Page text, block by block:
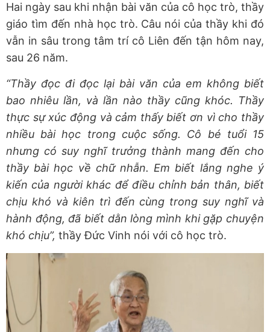
Hai ngày sau khi nhận bài văn của cô học trò, thầy
giáo tìm đến nhà học trò. Câu nói của thầy khi đó
vẫn in sâu trong tâm trí cô Liên đến tận hôm nay,
sau 26 năm.
“Thầy đọc đi đọc lại bài văn của em không biết
bao nhiêu lần, và lần nào thầy cũng khóc. Thầy
thực sự xúc động và cảm thấy biết ơn vì cho thầy
nhiều bài học trong cuộc sống. Cô bé tuổi 15
nhưng có suy nghĩ trưởng thành mang đến cho
thầy bài học về chữ nhẫn.Em biết lắng nghe ý
kiến của người khác để điều chỉnh bản thân, biết
chịu khó và kiên trì đến cùng trong suy nghĩ và
hành động, đã biết dằn lòng mình khi gặp chuyện
khó chịu”, thầy Đức Vinh nói với cô học trò.